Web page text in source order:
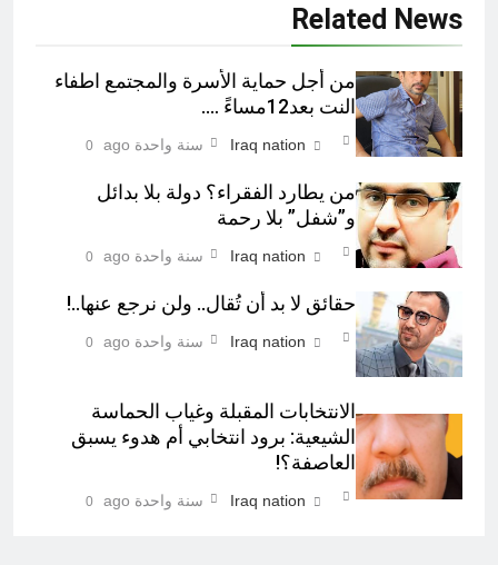
Related News
من أجل حماية الأسرة والمجتمع اطفاء
النت بعد12مساءً ….
Iraq nation سنة واحدة ago 0
من يطارد الفقراء؟ دولة بلا بدائل
و”شفل” بلا رحمة
Iraq nation سنة واحدة ago 0
حقائق لا بد أن تُقال.. ولن نرجع عنها..!
Iraq nation سنة واحدة ago 0
الانتخابات المقبلة وغياب الحماسة
الشيعية: برود انتخابي أم هدوء يسبق
العاصفة؟!
Iraq nation سنة واحدة ago 0